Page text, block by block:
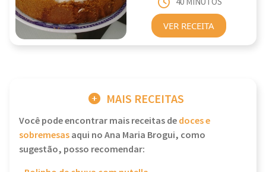
VER RECEITA
MAIS RECEITAS
Você pode encontrar mais receitas dedoces e
sobremesasaqui no Ana Maria Brogui, como
sugestão, posso recomendar: